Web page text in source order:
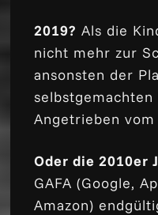
2019? Als die
nicht mehr zur
ansonsten der
Angetrieben vom
Oder die 2010er
GAFA (Google,
Amazon)